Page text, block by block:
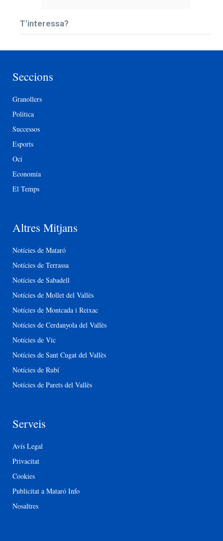
T’interessa?
Seccions
Granollers
Política
Successos
Esports
Oci
Economia
El Temps
Altres Mitjans
Notícies de Mataró
Notícies de Terrassa
Notícies de Sabadell
Notícies de Mollet del Vallès
Notícies de Montcada i Reixac
Notícies de Cerdanyola del Vallès
Notícies de Vic
Notícies de Sant Cugat del Vallès
Notícies de Rubí
Notícies de Parets del Vallès
Serveis
Avís Legal
Privacitat
Cookies
Publicitat a Mataró Info
Nosaltres